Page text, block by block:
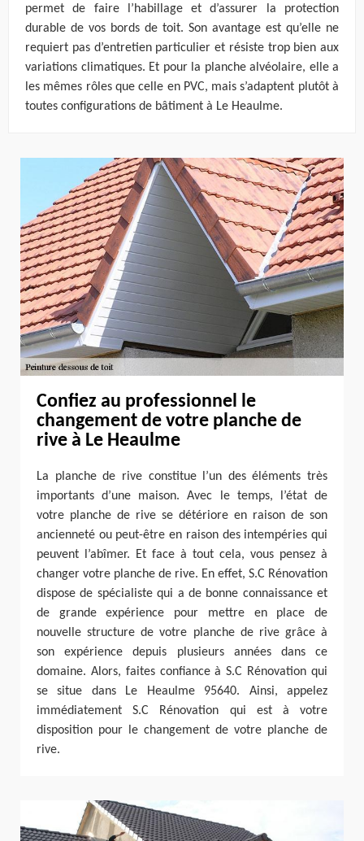
permet de faire l’habillage et d’assurer la protection
durable de vos bords de toit. Son avantage est qu’elle ne
requiert pas d’entretien particulier et résiste trop bien aux
variations climatiques. Et pour la planche alvéolaire, elle a
les mêmes rôles que celle en PVC, mais s’adaptent plutôt à
toutes configurations de bâtiment à Le Heaulme.
Confiez au professionnel le
changement de votre planche de
rive à Le Heaulme
La planche de rive constitue l’un des éléments très
importants d’une maison. Avec le temps, l’état de
votre planche de rive se détériore en raison de son
ancienneté ou peut-être en raison des intempéries qui
peuvent l’abîmer. Et face à tout cela, vous pensez à
changer votre planche de rive. En effet, S.C Rénovation
dispose de spécialiste qui a de bonne connaissance et
de grande expérience pour mettre en place de
nouvelle structure de votre planche de rive grâce à
son expérience depuis plusieurs années dans ce
domaine. Alors, faites confiance à S.C Rénovation qui
se situe dans Le Heaulme 95640. Ainsi, appelez
immédiatement S.C Rénovation qui est à votre
disposition pour le changement de votre planche de
rive.